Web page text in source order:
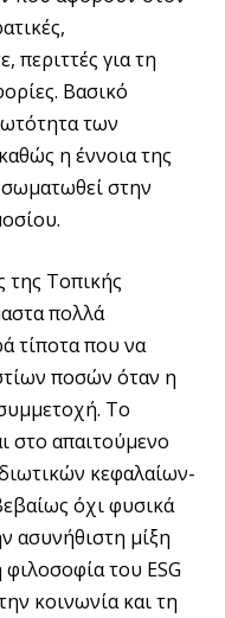
περιττές για τη
Βασικό
των
η έννοια της
στην
της Τοπικής
πολλά
τίποτα που να
ποσών όταν η
Το
στο απαιτούμενο
κεφαλαίων-
όχι φυσικά
ασυνήθιστη μίξη
του ESG
κοινωνία και τη